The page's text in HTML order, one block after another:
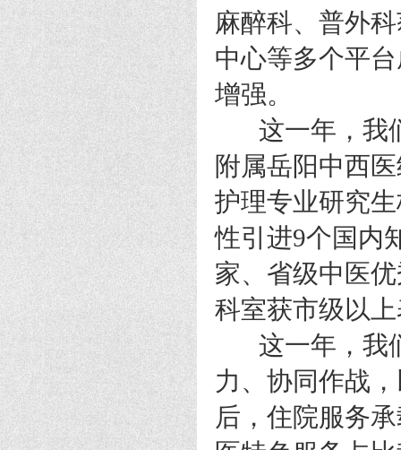
麻醉科、普外
中心等多个平
增强。
这一年，我们
附属岳阳中西
护理专业研究
性引进9个国内
家、省级中医
科室获市级以
这一年，我们
力、协同作战
后，住院服务